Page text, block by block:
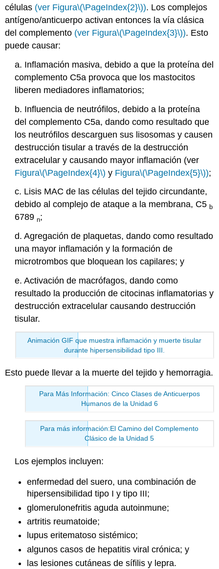
células (ver Figura\(\PageIndex{2}\)). Los complejos
antígeno/anticuerpo activan entonces la vía clásica
del complemento (ver Figura\(\PageIndex{3}\)). Esto
puede causar:
a. Inflamación masiva, debido a que la proteína del
complemento C5a provoca que los mastocitos
liberen mediadores inflamatorios;
b. Influencia de neutrófilos, debido a la proteína
del complemento C5a, dando como resultado que
los neutrófilos descarguen sus lisosomas y causen
destrucción tisular a través de la destrucción
extracelular y causando mayor inflamación (ver
Figura\(\PageIndex{4}\) y Figura\(\PageIndex{5}\));
c. Lisis MAC de las células del tejido circundante,
debido al complejo de ataque a la membrana, C5b
6789n;
d. Agregación de plaquetas, dando como resultado
una mayor inflamación y la formación de
microtrombos que bloquean los capilares; y
e. Activación de macrófagos, dando como
resultado la producción de citocinas inflamatorias y
destrucción extracelular causando destrucción
tisular.
Animación GIF que muestra inflamación y muerte tisular
durante hipersensibilidad tipo III.
Esto puede llevar a la muerte del tejido y hemorragia.
Para Más Información: Cinco Clases de Anticuerpos
Humanos de la Unidad 6
Para más información:El Camino del Complemento
Clásico de la Unidad 5
Los ejemplos incluyen:
enfermedad del suero, una combinación de
hipersensibilidad tipo I y tipo III;
glomerulonefritis aguda autoinmune;
artritis reumatoide;
lupus eritematoso sistémico;
algunos casos de hepatitis viral crónica; y
las lesiones cutáneas de sífilis y lepra.